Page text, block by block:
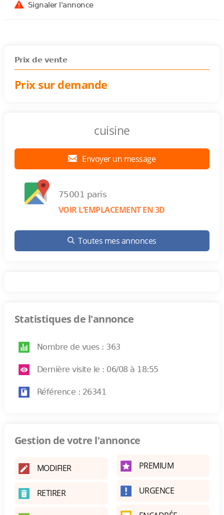
Signaler l'annonce
Prix de vente
Prix sur demande
cuisine
Envoyer un message
75001 paris
VOIR L’EMPLACEMENT EN 3D
Toutes mes annonces
Statistiques de l'annonce
Nombre de vues : 363
Dernière visite le : 06/08 à 18:55
Référence : 26341
Gestion de votre l'annonce
MODIFIER
RETIRER
PREMIUM
URGENCE